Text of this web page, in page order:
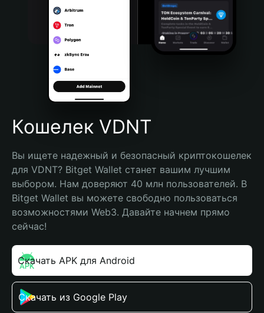
Bahasa Indonesia
Português (Brasil)
Español (Argentina)
Кошелек VDNT
Вы ищете надежный и безопасный криптокошелек
для VDNT? Bitget Wallet станет вашим лучшим
выбором. Нам доверяют 40 млн пользователей. В
Bitget Wallet вы можете свободно пользоваться
возможностями Web3. Давайте начнем прямо
сейчас!
Скачать APK для Android
Скачать из Google Play